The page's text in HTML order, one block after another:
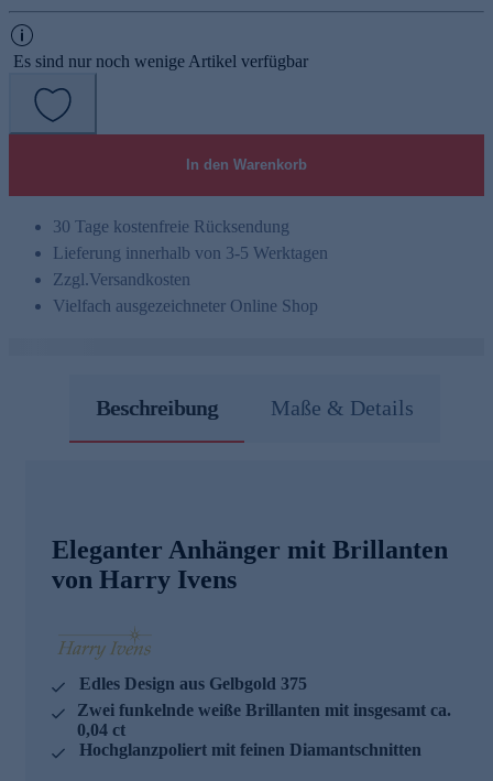
Es sind nur noch wenige Artikel verfügbar
In den Warenkorb
30 Tage kostenfreie Rücksendung
Lieferung innerhalb von 3-5 Werktagen
Zzgl.Versandkosten
Vielfach ausgezeichneter Online Shop
Beschreibung Maße & Details
Eleganter Anhänger mit Brillanten
von Harry Ivens
Edles Design aus Gelbgold 375
Zwei funkelnde weiße Brillanten mit insgesamt ca.
0,04 ct
Hochglanzpoliert mit feinen Diamantschnitten